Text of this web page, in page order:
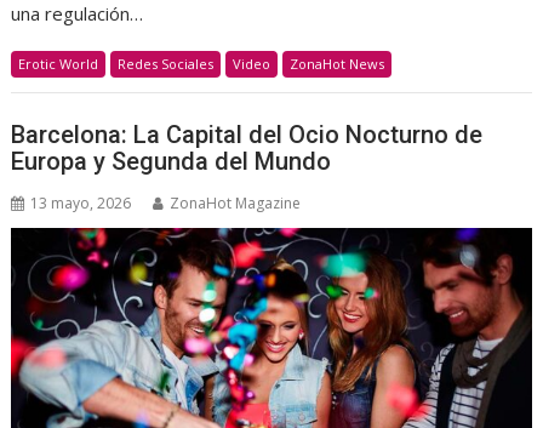
una regulación…
Erotic World Redes Sociales Video ZonaHot News
Barcelona: La Capital del Ocio Nocturno de
Europa y Segunda del Mundo
13 mayo, 2026 ZonaHot Magazine